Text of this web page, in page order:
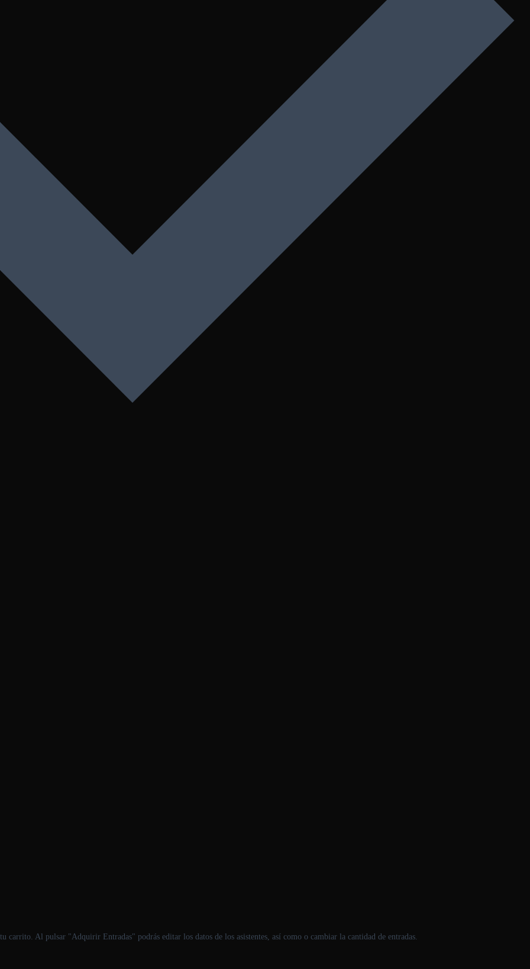
carrito. Al pulsar "Adquirir Entradas" podrás editar los datos de los asistentes, así como o cambiar la cantidad de entradas.